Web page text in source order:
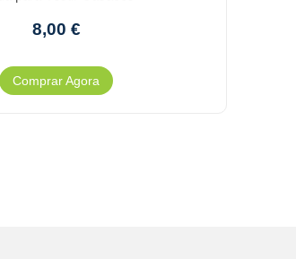
8,00 €
Comprar Agora